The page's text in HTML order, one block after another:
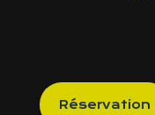
Réservation